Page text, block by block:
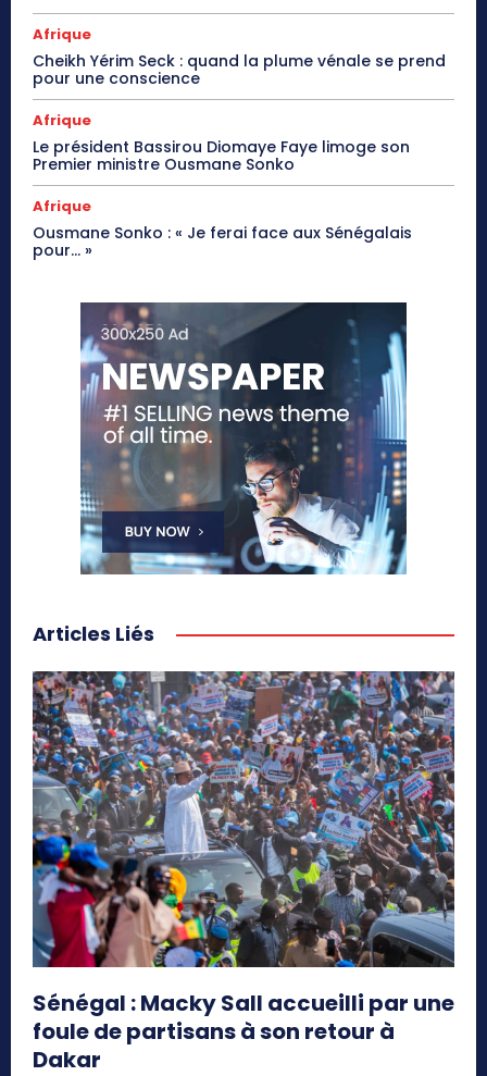
Afrique
Cheikh Yérim Seck : quand la plume vénale se prend
pour une conscience
Afrique
Le président Bassirou Diomaye Faye limoge son
Premier ministre Ousmane Sonko
Afrique
Ousmane Sonko : « Je ferai face aux Sénégalais
pour… »
Articles Liés
Sénégal : Macky Sall accueilli par une
foule de partisans à son retour à
Dakar